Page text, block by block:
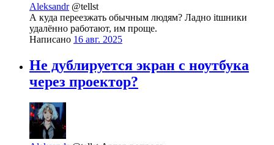
Aleksandr @tellst
А куда переезжать обычным людям? Ладно itшники
удалённо работают, им проще.
Написано 16 авг. 2025
Не дублируется экран c ноутбука
через проектор?